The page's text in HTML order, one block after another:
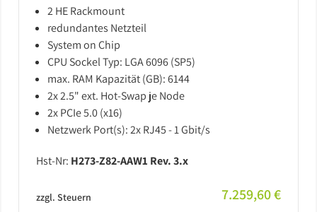
2 HE Rackmount
redundantes Netzteil
System on Chip
CPU Sockel Typ: LGA 6096 (SP5)
max. RAM Kapazität (GB): 6144
2x 2.5" ext. Hot-Swap je Node
2x PCIe 5.0 (x16)
Netzwerk Port(s): 2x RJ45 - 1 Gbit/s
Hst-Nr: H273-Z82-AAW1 Rev. 3.x
zzgl. Steuern 7.259,60 €